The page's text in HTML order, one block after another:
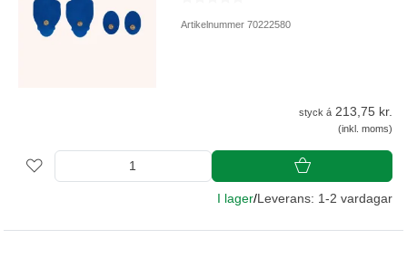
Artikelnummer 70222580
styck á 213,75 kr.
(inkl. moms)
I lager/Leverans: 1-2 vardagar